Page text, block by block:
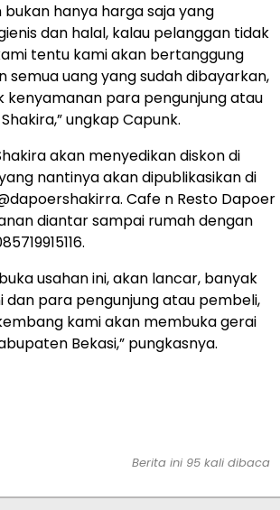
hanya harga saja yang
dan halal, kalau pelanggan tidak
tentu kami akan bertanggung
uang yang sudah dibayarkan,
kenyamanan para pengunjung atau
ungkap Capunk.
akan menyedikan diskon di
nantinya akan dipublikasikan di
Cafe n Resto Dapoer
diantar sampai rumah dengan
usahan ini, akan lancar, banyak
dan para pengunjung atau pembeli,
kami akan membuka gerai
Bekasi,” pungkasnya.
Berita ini 95 kali dibaca